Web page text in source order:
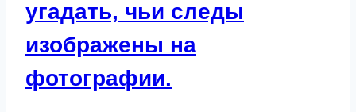
угадать, чьи следы
изображены на
фотографии.